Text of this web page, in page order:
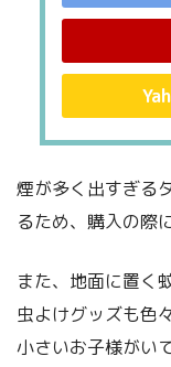
煙が多く出すぎる
るため、購入の際
また、地面に置く
虫よけグッズも色
小さいお子様がい